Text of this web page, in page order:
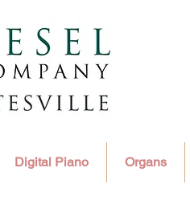
Digital Piano Organs